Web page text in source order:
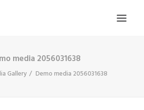
media 2056031638
Gallery Demo media 2056031638